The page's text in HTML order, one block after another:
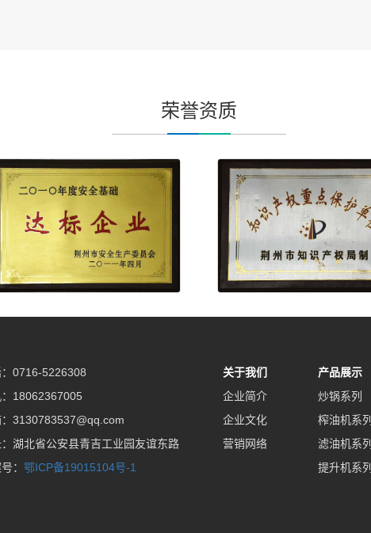
荣誉资质
：0716-5226308
18062367005
：3130783537@qq.com
湖北省公安县青吉工业园友谊东路
： 鄂ICP备19015104号-1
关于我们
企业简介
企业文化
营销网络
产品展示
炒锅系列
榨油机系列
滤油机系列
提升机系列